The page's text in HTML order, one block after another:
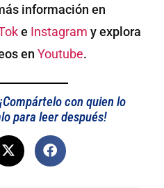
información en
e Instagram y explora
en Youtube.
con quien lo
para leer después!